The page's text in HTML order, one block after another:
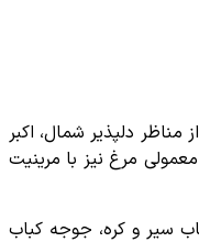
دلپذیر شمال، اکبر
مرغ نیز با مرینیت
سیر و کره، جوجه کباب